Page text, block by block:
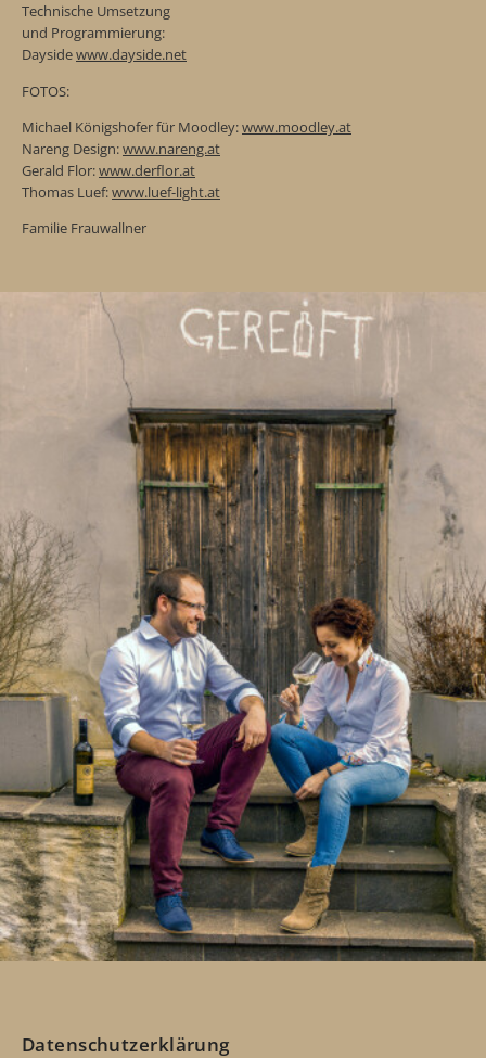
Technische Umsetzung
und Programmierung:
Daysidewww.dayside.net
FOTOS:
Michael Königshofer für Moodley:www.moodley.at
Nareng Design:www.nareng.at
Gerald Flor:www.derflor.at
Thomas Luef:www.luef-light.at
Familie Frauwallner
Datenschutzerklärung